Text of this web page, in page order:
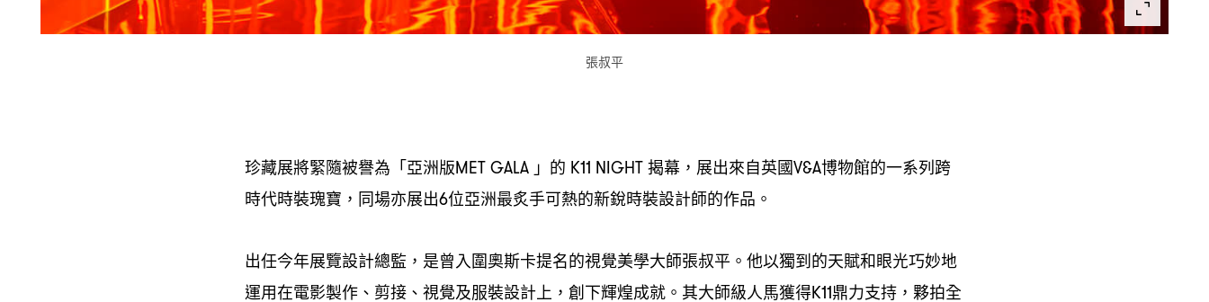
張叔平
珍藏展將緊隨被譽為「亞洲版MET GALA 」的 K11 NIGHT揭幕 ， 展出來自英國V&A博物館的一系列跨
時代時裝瑰寶 ， 同場亦展出6位亞洲最炙手可熱的新銳時裝設計師的作品。
出任今年展覽設計總監 ， 是曾入圍奧斯卡提名的視覺美學大師張叔平。他以獨到的天賦和眼光巧妙地
運用在電影製作、剪接、視覺及服裝設計上 ， 創下輝煌成就。其大師級人馬獲得K11鼎力支持 ， 夥拍全